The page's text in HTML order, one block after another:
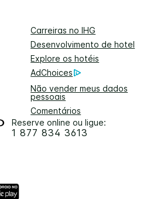
Carreiras no IHG
Desenvolvimento de hotel
Explore os hotéis
AdChoices
Não vender meus dados
pessoais
Comentários
Reserve online ou ligue:
1 877 834 3613